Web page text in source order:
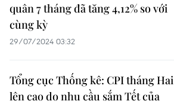
quân 7 tháng đã tăng 4,12% so với
cùng kỳ
29/07/2024 03:32
Tổng cục Thống kê: CPI tháng Hai
lên cao do nhu cầu sắm Tết của